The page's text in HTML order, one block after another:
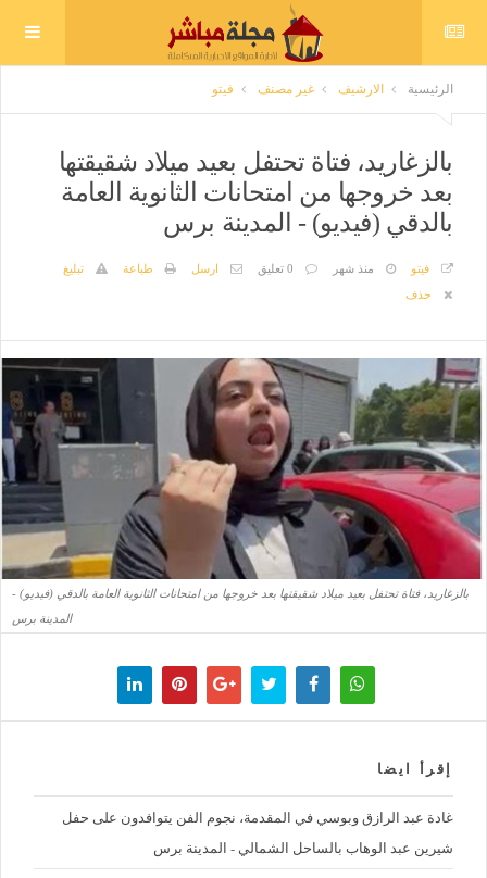
الرئيسية الارشيف غير مصنف فيتو
بالزغاريد، فتاة تحتفل بعيد ميلاد شقيقتها
بعد خروجها من امتحانات الثانوية العامة
بالدقي (فيديو) - المدينة برس
فيتو منذ شهر 0 تعليق ارسل طباعة
تبليغ
حذف
بالزغاريد، فتاة تحتفل بعيد ميلاد شقيقتها بعد خروجها من امتحانات الثانوية العامة بالدقي (فيديو) -
المدينة برس
إقرأ ايضا
غادة عبد الرازق وبوسي في المقدمة، نجوم الفن يتوافدون على حفل
شيرين عبد الوهاب بالساحل الشمالي - المدينة برس